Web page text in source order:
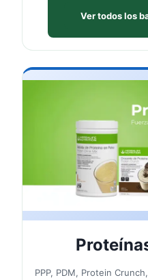
Ver todos los
PPP, PDM, Protein